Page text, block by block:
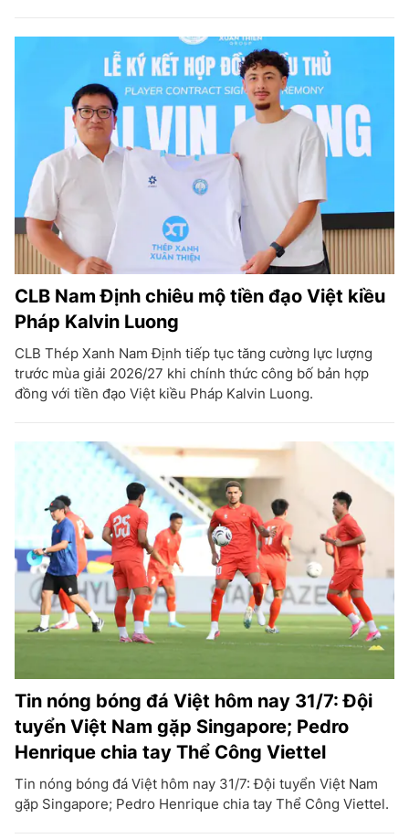
CLB Nam Định chiêu mộ tiền đạo Việt kiều
Pháp Kalvin Luong
CLB Thép Xanh Nam Định tiếp tục tăng cường lực lượng
trước mùa giải 2026/27 khi chính thức công bố bản hợp
đồng với tiền đạo Việt kiều Pháp Kalvin Luong.
Tin nóng bóng đá Việt hôm nay 31/7: Đội
tuyển Việt Nam gặp Singapore; Pedro
Henrique chia tay Thể Công Viettel
Tin nóng bóng đá Việt hôm nay 31/7: Đội tuyển Việt Nam
gặp Singapore; Pedro Henrique chia tay Thể Công Viettel.